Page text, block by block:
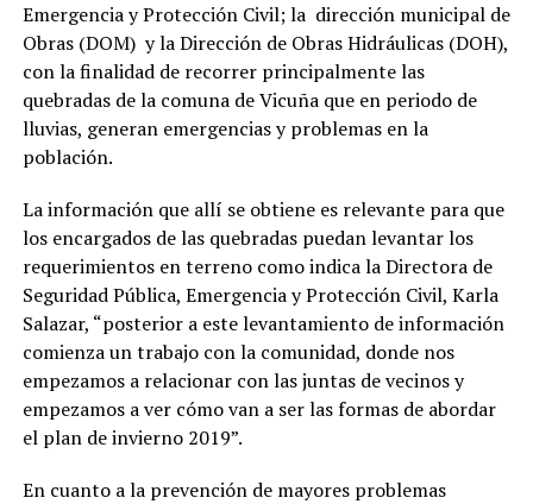
Emergencia y Protección Civil; la dirección municipal de
Obras (DOM) y la Dirección de Obras Hidráulicas (DOH),
con la finalidad de recorrer principalmente las
quebradas de la comuna de Vicuña que en periodo de
lluvias, generan emergencias y problemas en la
población.
La información que allí se obtiene es relevante para que
los encargados de las quebradas puedan levantar los
requerimientos en terreno como indica la Directora de
Seguridad Pública, Emergencia y Protección Civil, Karla
Salazar, “posterior a este levantamiento de información
comienza un trabajo con la comunidad, donde nos
empezamos a relacionar con las juntas de vecinos y
empezamos a ver cómo van a ser las formas de abordar
el plan de invierno 2019”.
En cuanto a la prevención de mayores problemas